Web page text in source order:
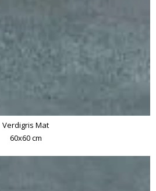
Verdigris Mat
60x60 cm